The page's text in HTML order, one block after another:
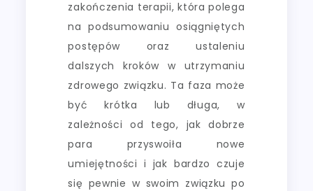
zakończenia terapii, która polega
na podsumowaniu osiągniętych
postępów oraz ustaleniu
dalszych kroków w utrzymaniu
zdrowego związku. Ta faza może
być krótka lub długa, w
zależności od tego, jak dobrze
para przyswoiła nowe
umiejętności i jak bardzo czuje
się pewnie w swoim związku po